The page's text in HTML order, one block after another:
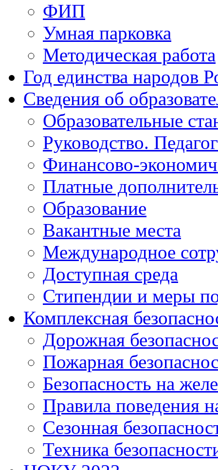
ФИП
Умная парковка
Методическая работа
Год единства народов
Сведения об
Образовательные
Руководство.
Финансово-
Платные
Образование
Вакантные места
Международное
Доступная среда
Стипендии и меры
Комплексная
Дорожная
Пожарная
Безопасность на
Правила поведения
Сезонная
Техника